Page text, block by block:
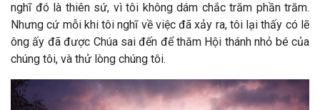
nghĩ đó là thiên sứ, vì tôi không dám chắc trăm phần trăm.
Nhưng cứ mỗi khi tôi nghĩ về việc đã xảy ra, tôi lại thấy có lẽ
ông ấy đã được Chúa sai đến để thăm Hội thánh nhỏ bé của
chúng tôi, và thử lòng chúng tôi.